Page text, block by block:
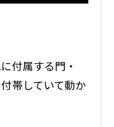
付属する門・
帯していて動か